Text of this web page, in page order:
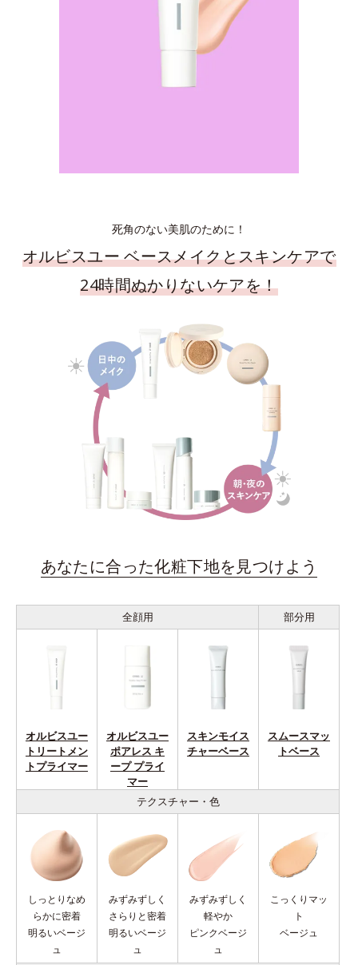
死角のない美肌のために！
オルビスユー ベースメイクとスキンケアで
24時間ぬかりないケアを！
あなたに合った化粧下地を見つけよう
全顔用 部分用
オルビスユー
トリートメン
トプライマー
オルビスユー
ポアレス キ
ープ プライ
マー
スキンモイス
チャーベース
スムースマッ
トベース
テクスチャー・色
しっとりなめ
らかに密着
明るいベージ
ュ
みずみずしく
さらりと密着
明るいベージ
ュ
みずみずしく
軽やか
ピンクベージ
ュ
こっくりマッ
ト
ベージュ